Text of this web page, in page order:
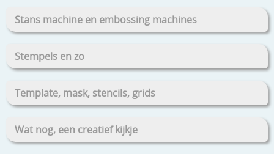
Stans machine en embossing machines
Stempels en zo
Template, mask, stencils, grids
Wat nog, een creatief kijkje